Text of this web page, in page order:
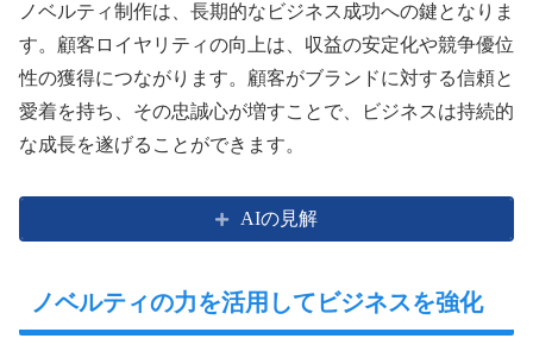
ノベルティ制作は、長期的なビジネス成功への鍵となりま
す。顧客ロイヤリティの向上は、収益の安定化や競争優位
性の獲得につながります。顧客がブランドに対する信頼と
愛着を持ち、その忠誠心が増すことで、ビジネスは持続的
な成長を遂げることができます。
AIの見解
ノベルティの力を活用してビジネスを強化